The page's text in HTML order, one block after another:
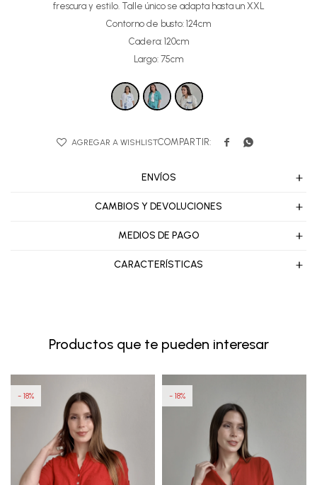
frescura y estilo. Talle único se adapta hasta un XXL
Contorno de busto: 124cm
Cadera: 120cm
Largo: 75cm
 
ENVÍOS
CAMBIOS Y DEVOLUCIONES
MEDIOS DE PAGO
CARACTERÍSTICAS
Productos que te pueden interesar
18 18